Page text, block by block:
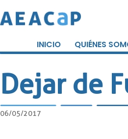
INICIO QUIÉNES
Dejar de
06/05/2017